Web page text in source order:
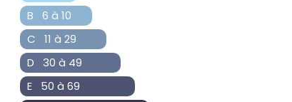
B 6 à 10
C 11 à 29
D 30 à 49
E 50 à 69